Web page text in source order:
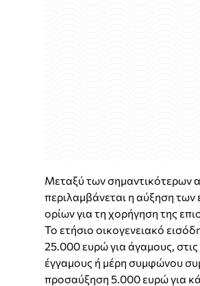
Μεταξύ των σημαντικότερων
περιλαμβάνεται η αύξηση των
ορίων για τη χορήγηση της
Το ετήσιο οικογενειακό
25.000 ευρώ για άγαμους,
έγγαμους ή μέρη συμφώνου
προσαύξηση 5.000 ευρώ για